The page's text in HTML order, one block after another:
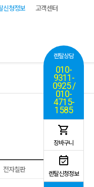
신청정보 고객센터
렌탈상담
010-
9311-
0925 /
010-
4715-
1585
장바구니
렌탈신청정보
전자칠판